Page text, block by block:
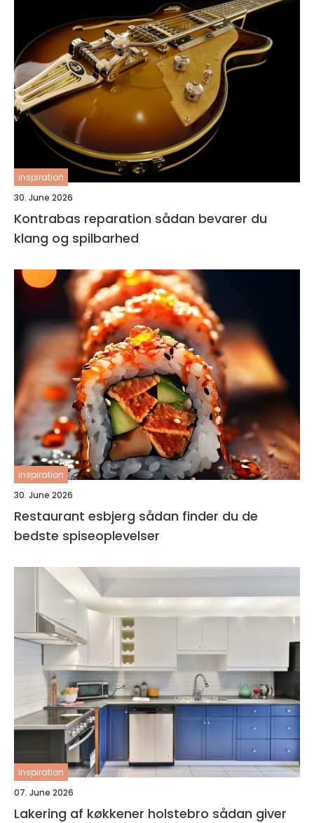
inspiration
30. June 2026
Kontrabas reparation sådan bevarer du
klang og spilbarhed
inspiration
30. June 2026
Restaurant esbjerg sådan finder du de
bedste spiseoplevelser
inspiration
07. June 2026
Lakering af køkkener holstebro sådan giver